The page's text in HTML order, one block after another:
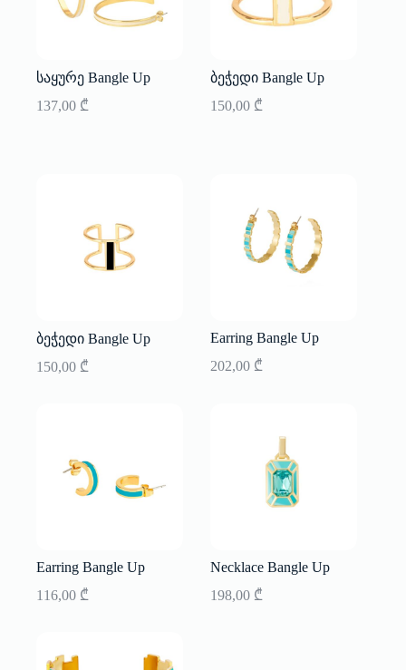
საყურე Bangle Up
137,00 ₾
ბეჭედი Bangle Up
150,00 ₾
ბეჭედი Bangle Up
150,00 ₾
Earring Bangle Up
202,00 ₾
Earring Bangle Up
116,00 ₾
Necklace Bangle Up
198,00 ₾